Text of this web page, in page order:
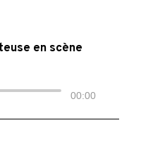
en scène
00:00